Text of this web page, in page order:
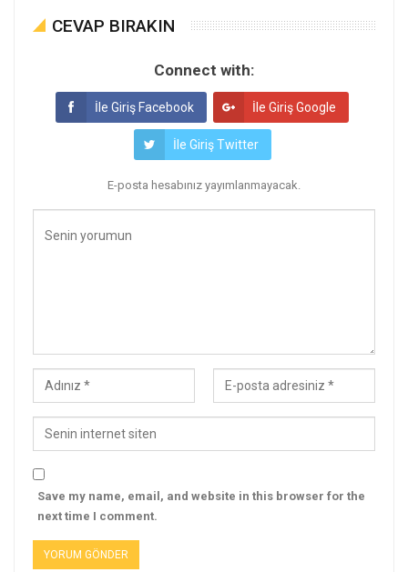
CEVAP BIRAKIN
Connect with:
İle Giriş Facebook İle Giriş Google
İle Giriş Twitter
E-posta hesabınız yayımlanmayacak.
Save my name, email, and website in this browser for the
next time I comment.